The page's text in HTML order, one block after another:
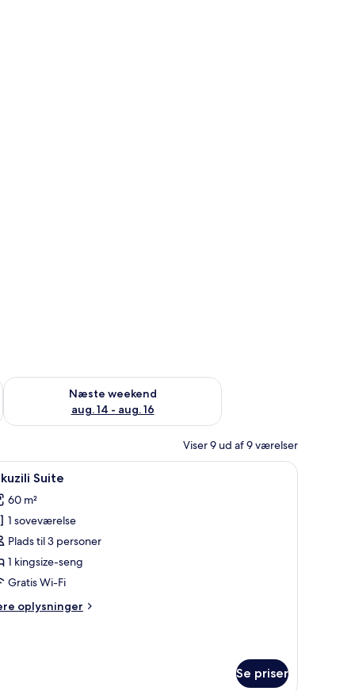
aug. 7 - aug. 9
Næste weekend
aug. 14 - aug. 16
Tjek tilgængelighed for næste weekend aug. 14 - aug. 16
Viser 9 ud af 9 værelser
gobelin og en stenvæg. Et soveværelse med stenvægge, en
50 Suite
60 m²
1 soveværelse
Plads til 3 personer
1 kingsize-seng
Gratis Wi-Fi
oplysninger
Se priser